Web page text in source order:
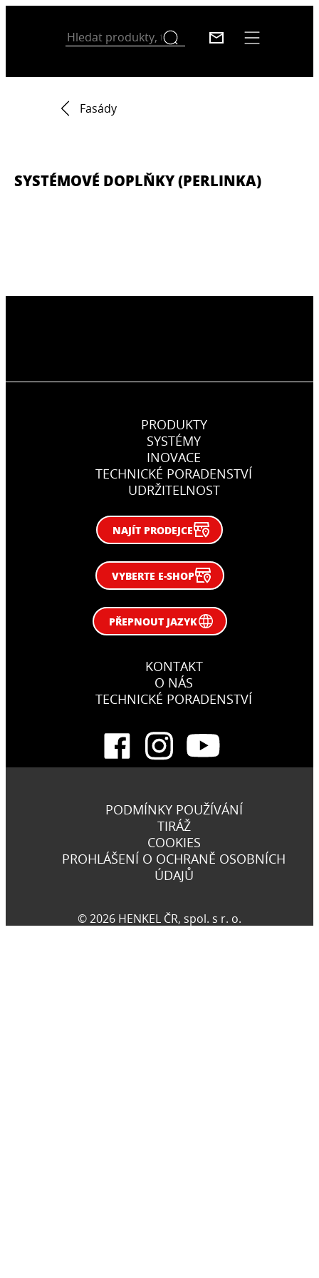
Fasády
SYSTÉMOVÉ DOPLŇKY (PERLINKA)
PRODUKTY
SYSTÉMY
INOVACE
TECHNICKÉ PORADENSTVÍ
UDRŽITELNOST
NAJÍT PRODEJCE
VYBERTE E-SHOP
PŘEPNOUT JAZYK
KONTAKT
O NÁS
TECHNICKÉ PORADENSTVÍ
PODMÍNKY POUŽÍVÁNÍ
TIRÁŽ
COOKIES
PROHLÁŠENÍ O OCHRANĚ OSOBNÍCH
ÚDAJŮ
© 2026 HENKEL ČR, spol. s r. o.